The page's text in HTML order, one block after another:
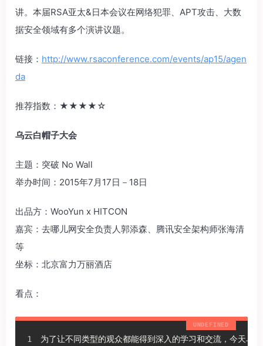
讲。本届RSA亚太&日本会议在网络犯罪、APT攻击、大数
据安全领域有多个演讲议题。
链接： http://www.rsaconference.com/events/ap15/agen
da
推荐指数：‍‍★★★★☆‍‍
乌云白帽子大会
主题：突破 No Wall
举办时间：2015年7月17日－18日
出品方：WooYun x HITCON
嘉宾：去哪儿网安全负责人郭添森、腾讯安全架构师张海清
等
坐标：北京富力万丽酒店
看点：
为了让不同类型的观众都能得到深入的学习和交流，今天乌